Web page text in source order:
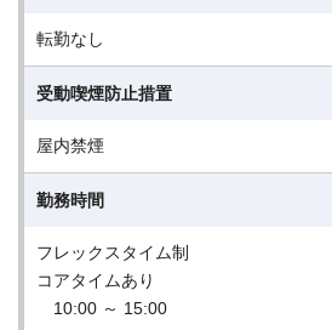
転勤なし
受動喫煙防止措置
屋内禁煙
勤務時間
フレックスタイム制
コアタイムあり
10:00 ～ 15:00